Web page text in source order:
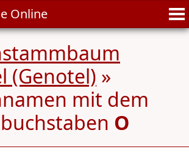
Online
(Genotel) »
mit dem
O